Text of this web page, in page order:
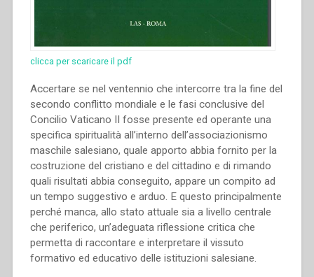
clicca per scaricare il pdf
Accertare se nel ventennio che intercorre tra la fine del
secondo conflitto mondiale e le fasi conclusive del
Concilio Vaticano II fosse presente ed operante una
specifica spiritualità all’interno dell’associazionismo
maschile salesiano, quale apporto abbia fornito per la
costruzione del cristiano e del cittadino e di rimando
quali risultati abbia conseguito, appare un compito ad
un tempo suggestivo e arduo. E questo principalmente
perché manca, allo stato attuale sia a livello centrale
che periferico, un’adeguata riflessione critica che
permetta di raccontare e interpretare il vissuto
formativo ed educativo delle istituzioni salesiane.